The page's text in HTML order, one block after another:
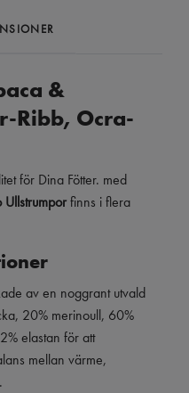
&
Ribb, Ocra-
för Dina Fötter. med
finns i flera
av en noggrant utvald
20% merinoull, 60%
elastan för att
mellan värme,